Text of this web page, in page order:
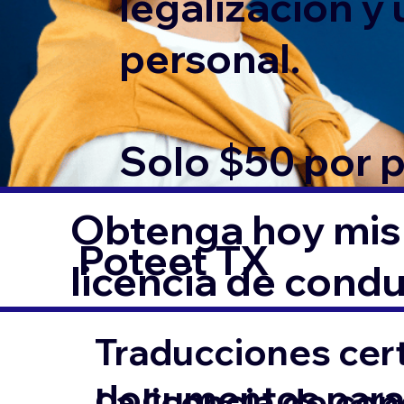
personal.
Solo $50 por
Obtenga hoy
licencia de
Poteet TX
Traducciones